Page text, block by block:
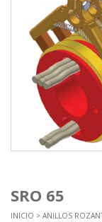
SRO 65
INICIO > ANILLOS